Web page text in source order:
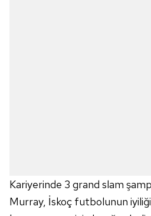
Kariyerinde 3 grand slam
Murray, İskoç futbolunun